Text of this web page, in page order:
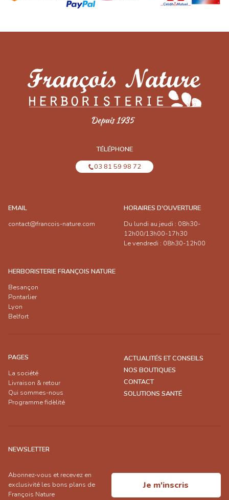
TÉLÉPHONE
03 81 59 98 72
EMAIL
contact@francois-nature.com
HORAIRES D'OUVERTURE
Du lundi au jeudi : 08h30-
12h00/13h00-17h30
Le vendredi : 08h30-12h00
HERBORISTERIE FRANÇOIS NATURE
Besançon
Pontarlier
Lyon
Belfort
PAGES
La société
Livraison & retour
Qui sommes-nous
Programme fidèlité
ACTUALITÉS ET CONSEILS
NOS BOUTIQUES
CONTACT
SOLUTIONS SANTÉ
NEWSLETTER
Abonnez-vous et recevez en
exclusivité les bons plans de
François Nature
Je m'inscris